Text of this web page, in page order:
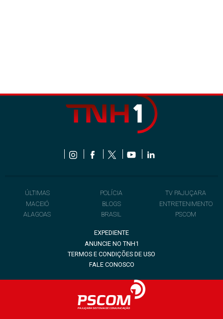
ÚLTIMAS
MACEIÓ
ALAGOAS
POLÍCIA
BLOGS
BRASIL
TV PAJUÇARA
ENTRETENIMENTO
PSCOM
EXPEDIENTE
ANUNCIE NO TNH1
TERMOS E CONDIÇÕES DE USO
FALE CONOSCO